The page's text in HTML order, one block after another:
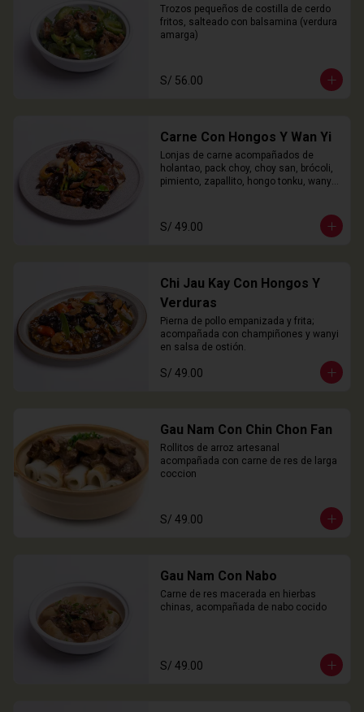
Trozos pequeños de costilla de cerdo
fritos, salteado con balsamina (verdura
amarga)
S/ 56.00
Carne Con Hongos Y Wan Yi
Lonjas de carne acompañados de
holantao, pack choy, choy san, brócoli,
pimiento, zapallito, hongo tonku, wanyi
S/ 49.00
Chi Jau Kay Con Hongos Y
Verduras
Pierna de pollo empanizada y frita;
acompañada con champiñones y wanyi
en salsa de ostión.
S/ 49.00
Gau Nam Con Chin Chon Fan
Rollitos de arroz artesanal
acompañada con carne de res de larga
coccion
S/ 49.00
Gau Nam Con Nabo
Carne de res macerada en hierbas
chinas, acompañada de nabo cocido
S/ 49.00